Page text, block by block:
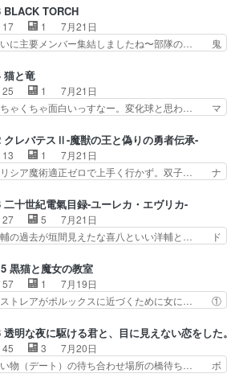
く百合の花。ミミ(c… ルームメイト1ヶ月経
シーナがミミの人… もう後戻りできないぞ」
くるとは思わん…
イナと夜海トワ』今回はフォロワー… なのは
逢い炎の魔人の能力を人類の為に… ・シイ
トワと出会う親近感を感じる2人… 篠宮マナ
場したけど公式サイトに20歳… リリカルな
食うやん魔人狩りチーム強… 人類滅亡寸前ま
い詰められていたのに、… 第３話をU-NEXT
聴しました。視聴…
BLACK TORCH
17 1
7月21日
に主要メンバー集結しましたね〜部隊の… 鬼
たようなチョロインだったな。下半… 前回か
き続いてじいさんとの決別の冒頭… あっちは
でこっちは物怪。忍者っぽいア… 護衛対象と
弐郎を連れて隠密局へ、彼の… →現状展開が
郎は鬼子母神一華の護衛… 護衛はお尻一華、
は定番やっぱ物の怪の… ①敵は会話してる最
同乗者を物音一つ発…
猫と竜
25 1
7月21日
ゃくちゃ面白いっすなー。変化球と思わ… マ
の猫たちの誕生と成長を見守る猫竜… 前回猫
で熊退治をしていた中の一匹の猫… と思って
いったらクロバネのCV.速水… 「おじちゃん
内に甘い」で、いきなり笑… ガチで素晴らし
猫たちのその後が描か… 王子の旅の始まりは
にそうでしたよね！… リゼロ見終わっちゃっ
のぼの系がいいか…
クレバテスⅡ-魔獣の王と偽りの勇者伝承-
13 1
7月21日
シア魔術適正ゼロで上手く行かず。双子… ナ
の時台に乗ってるサラサ可愛いw学… ナイ
シフォンリッツの出番が多くて嬉し… 石田で
つワルだな。なぜ大猿に変身した… 2冊目の
の書は学長の手に1話冒頭と合… アリシアと
にロリ化されて学生にされ… これはいい黒沢
よ。笑いのセンスも合う… ナイエのリアクシ
が面白い。ローメイン…
二十世紀電氣目録-ユーレカ・エヴリカ-
27 5
7月21日
の過去が垣間見えたな喜八といい洋輔と… ド
録に固執する理由もほぼ明らかとな… これ京
だったのかそのわりにはそこまで… 清六兄ち
と喜八、清六と洋輔それぞれの… 化学的作用
りて継続して…電池と称すっ… 洋輔、清六の
みんなで物作りで一気に… 作画は最高なのに
つまらない。やっぱ京… 天下り式に竹のフィ
ントが出てきたのは…
黒猫と魔女の教室
57 1
7月19日
トレアがポルックスに近づくために女に… ①
ストレアの野望による性転換、後半… アスト
君の作戦に皆巻き込まれてて草捕… アストレ
作った薬によって男女入れ替わ… アルトレア
ルックスのこと好きとは言え… アストレアが
透明な夜に駆ける君と、目に見えない恋をした。
45 3
7月20日
物（デート）の待ち合わせ場所の橋待ち… ボ